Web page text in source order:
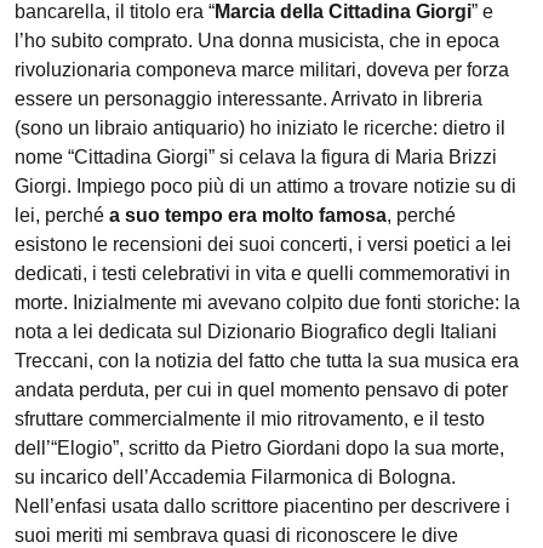
bancarella, il titolo era “Marcia della Cittadina Giorgi” e
l’ho subito comprato. Una donna musicista, che in epoca
rivoluzionaria componeva marce militari, doveva per forza
essere un personaggio interessante. Arrivato in libreria
(sono un libraio antiquario) ho iniziato le ricerche: dietro il
nome “Cittadina Giorgi” si celava la figura di Maria Brizzi
Giorgi. Impiego poco più di un attimo a trovare notizie su di
lei, perché a suo tempo era molto famosa, perché
esistono le recensioni dei suoi concerti, i versi poetici a lei
dedicati, i testi celebrativi in vita e quelli commemorativi in
morte. Inizialmente mi avevano colpito due fonti storiche: la
nota a lei dedicata sul Dizionario Biografico degli Italiani
Treccani, con la notizia del fatto che tutta la sua musica era
andata perduta, per cui in quel momento pensavo di poter
sfruttare commercialmente il mio ritrovamento, e il testo
dell’“Elogio”, scritto da Pietro Giordani dopo la sua morte,
su incarico dell’Accademia Filarmonica di Bologna.
Nell’enfasi usata dallo scrittore piacentino per descrivere i
suoi meriti mi sembrava quasi di riconoscere le dive